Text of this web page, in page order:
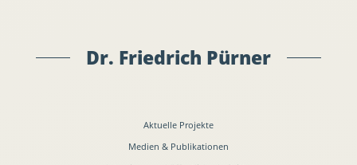
Dr. Friedrich Pürner
Aktuelle Projekte
Medien & Publikationen